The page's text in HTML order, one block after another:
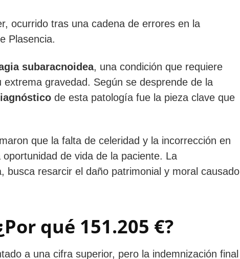
ocurrido tras una cadena de errores en la
Plasencia.
subaracnoidea, una condición que requiere
gravedad. Según se desprende de la
de esta patología fue la pieza clave que
que la falta de celeridad y la incorrección en
de vida de la paciente. La
busca resarcir el daño patrimonial y moral causado
qué 151.205 €?
a una cifra superior, pero la indemnización final